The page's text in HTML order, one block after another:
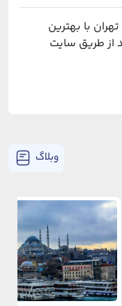
با بهترین
می‌توانید از طریق سایت
وبلاگ